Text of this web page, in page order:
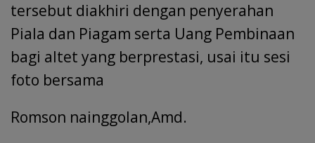
tersebut diakhiri dengan penyerahan
Piala dan Piagam serta Uang Pembinaan
bagi altet yang berprestasi, usai itu sesi
foto bersama
Romson nainggolan,Amd.